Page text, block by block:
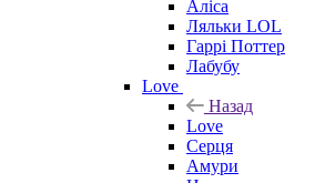
Аліса
Ляльки LOL
Гаррі Поттер
Лабубу
Love
Назад
Love
Серця
Амури